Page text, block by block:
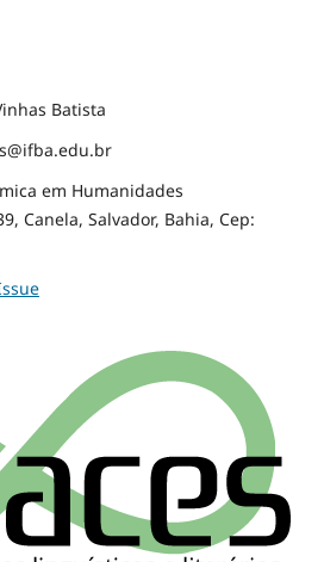
Batista
em Humanidades
Canela, Salvador, Bahia, Cep: